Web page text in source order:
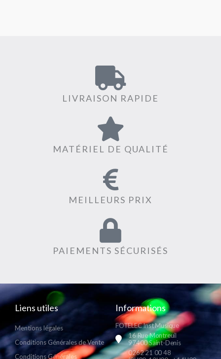
LIVRAISON RAPIDE
MATÉRIEL DE QUALITÉ
MEILLEURS PRIX
PAIEMENTS SÉCURISÉS
Liens utiles
Mentions légales
Conditions Générales de Vente
Conditions Générales
Informations
FOTELEC Inst Musique
16 Rue Montreuil
97400 Saint-Denis
0262 21 00 48